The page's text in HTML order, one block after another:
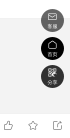

客服

首页

分享
  